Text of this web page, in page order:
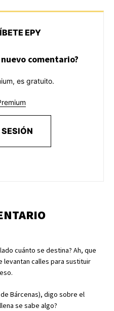
EPY
comentario?
es gratuito.
cuánto se destina? Ah, que
levantan calles para sustituir
Bárcenas), digo sobre el
se sabe algo?